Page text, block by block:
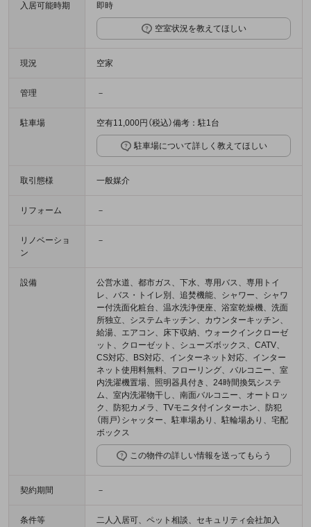
入居可能時期 即時
空室状況を教えてほしい
現況 空家
管理 －
駐車場 空有11,000円（税込）備考：駐1台
駐車場について詳しく教えてほしい
取引態様 一般媒介
リフォーム －
リノベーショ
ン
－
設備
公営水道、都市ガス、下水、専用バス、専用トイ
レ、バス・トイレ別、追焚機能、シャワー、シャワ
ー付洗面化粧台、温水洗浄便座、浴室乾燥機、洗面
所独立、システムキッチン、カウンターキッチン、
給湯、エアコン、床下収納、ウォークインクローゼ
ット、クローゼット、シューズボックス、CATV、
CS対応、BS対応、インターネット対応、インター
ネット使用料無料、フローリング、バルコニー、室
内洗濯機置場、照明器具付き、24時間換気システ
ム、室内洗濯物干し、南面バルコニー、オートロッ
ク、防犯カメラ、TVモニタ付インターホン、防犯
（雨戸）シャッター、駐車場あり、駐輪場あり、宅配
ボックス
この物件の詳しい情報を送ってもらう
契約期間 －
条件等
二人入居可、ペット相談、セキュリティ会社加入